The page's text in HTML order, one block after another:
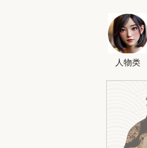
人物类